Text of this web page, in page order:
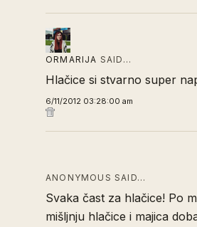
ORMARIJA SAID…
Hlačice si stvarno super
6/11/2012 03:28:00 am
ANONYMOUS SAID…
Svaka čast za hlačice! Po
mišljnju hlačice i majica